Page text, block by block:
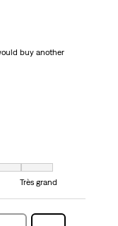
buy another
égal à Très grand
Très grand